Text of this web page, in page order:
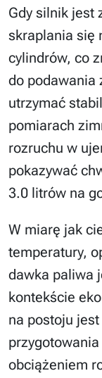
Gdy silnik jest
skraplania się
cylindrów, co
do podawania
utrzymać
pomiarach
rozruchu w
pokazywać
3.0 litrów na
W miarę jak
temperatury,
dawka paliwa
kontekście
na postoju
obciążeniem